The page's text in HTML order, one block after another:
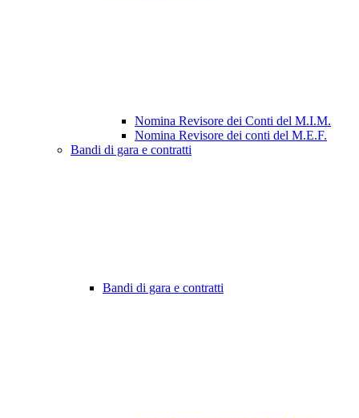
Nomina Revisore dei Conti del M.I.M.
Nomina Revisore dei conti del M.E.F.
Bandi di gara e contratti
Bandi di gara e contratti